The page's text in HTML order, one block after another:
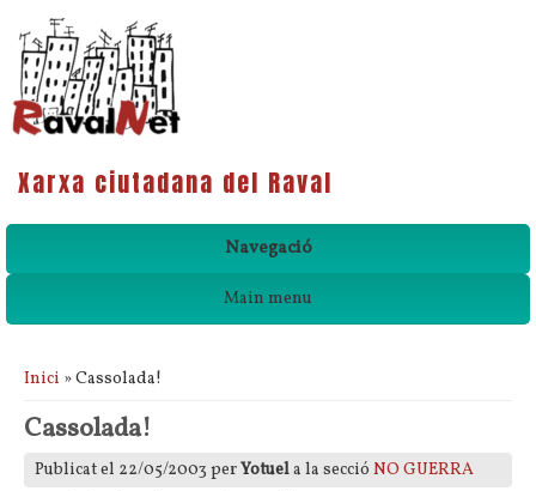
Xarxa ciutadana del Raval
Navegació
Main menu
Esteu aquí
Inici » Cassolada!
Cassolada!
Publicat el 22/05/2003 perYotuela la secció NO GUERRA